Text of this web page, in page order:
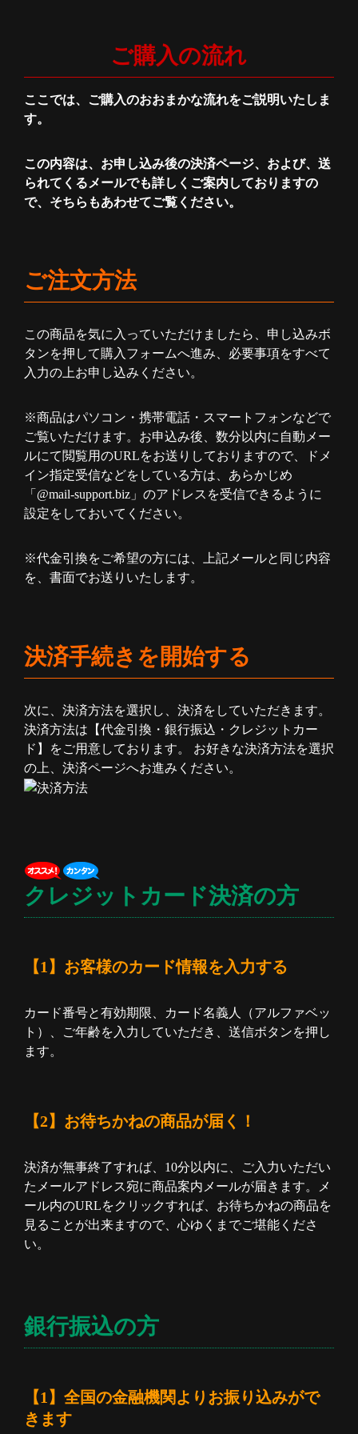
ご購入の流れ
ここでは、ご購入のおおまかな流れをご説明いたしま
す。
この内容は、お申し込み後の決済ページ、および、送
られてくるメールでも詳しくご案内しておりますの
で、そちらもあわせてご覧ください。
ご注文方法
この商品を気に入っていただけましたら、申し込みボ
タンを押して購入フォームへ進み、必要事項をすべて
入力の上お申し込みください。
※商品はパソコン・携帯電話・スマートフォンなどで
ご覧いただけます。お申込み後、数分以内に自動メー
ルにて閲覧用のURLをお送りしておりますので、ドメ
イン指定受信などをしている方は、あらかじめ
「@mail-support.biz」のアドレスを受信できるように
設定をしておいてください。
※代金引換をご希望の方には、上記メールと同じ内容
を、書面でお送りいたします。
決済手続きを開始する
次に、決済方法を選択し、決済をしていただきます。
決済方法は【代金引換・銀行振込・クレジットカー
ド】をご用意しております。 お好きな決済方法を選択
の上、決済ページへお進みください。
クレジットカード決済の方
【1】お客様のカード情報を入力する
カード番号と有効期限、カード名義人（アルファベッ
ト）、ご年齢を入力していただき、送信ボタンを押し
ます。
【2】お待ちかねの商品が届く！
決済が無事終了すれば、10分以内に、ご入力いただい
たメールアドレス宛に商品案内メールが届きます。メ
ール内のURLをクリックすれば、お待ちかねの商品を
見ることが出来ますので、心ゆくまでご堪能くださ
い。
銀行振込の方
【1】全国の金融機関よりお振り込みがで
きます